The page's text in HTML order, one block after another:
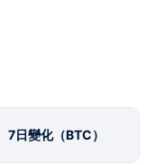
7日變化（BTC）